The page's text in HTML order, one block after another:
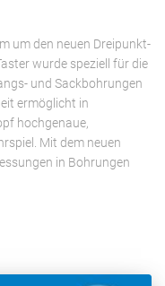
um den neuen Dreipunkt-
wurde speziell für die
und Sackbohrungen
ermöglicht in
hochgenaue,
Mit dem neuen
in Bohrungen